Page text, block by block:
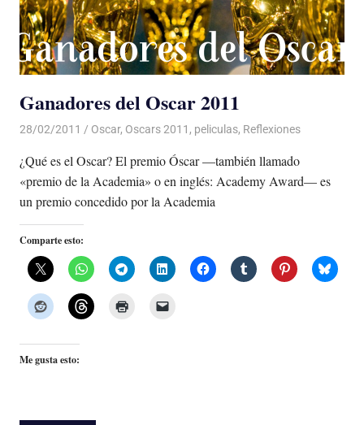
Ganadores del Oscar 2011
28/02/2011 Luis Castellanos
Oscar, Oscars 2011 , peliculas, Reflexiones
¿Qué es el Oscar? El premio Óscar —también llamado
«premio de la Academia» o en inglés: Academy Award— es
un premio concedido por la Academia
Comparte esto:
Me gusta esto: